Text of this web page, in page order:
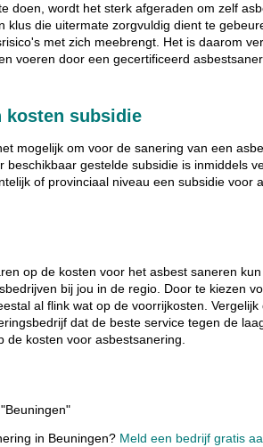
doen, wordt het sterk afgeraden om zelf
klus die uitermate zorgvuldig dient te
met zich meebrengt. Het is daarom
voeren door een gecertificeerd
kosten subsidie
mogelijk om voor de sanering van een
beschikbaar gestelde subsidie is inmiddels
of provinciaal niveau een subsidie voor
op de kosten voor het asbest saneren
bij jou in de regio. Door te kiezen
al flink wat op de voorrijkosten.
dat de beste service tegen de
de kosten voor asbestsanering.
in Beuningen? Meld een bedrijf gratis